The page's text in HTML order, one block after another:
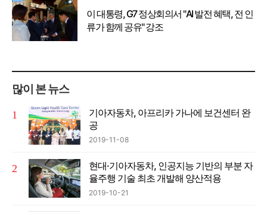
이 대통령, G7 정상회의서 "AI 발전 혜택, 전 인
류가 함께 공유" 강조
많이 본 뉴스
기아자동차, 아프리카 가나에 보건센터 완
공
2019-11-08
현대·기아자동차, 인공지능 기반의 부분 자
율주행 기술 최초 개발해 양산적용
2019-10-21